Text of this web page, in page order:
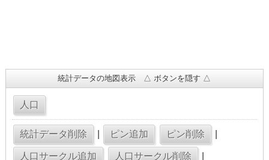
統計データの地図表示 △ ボタンを隠す △